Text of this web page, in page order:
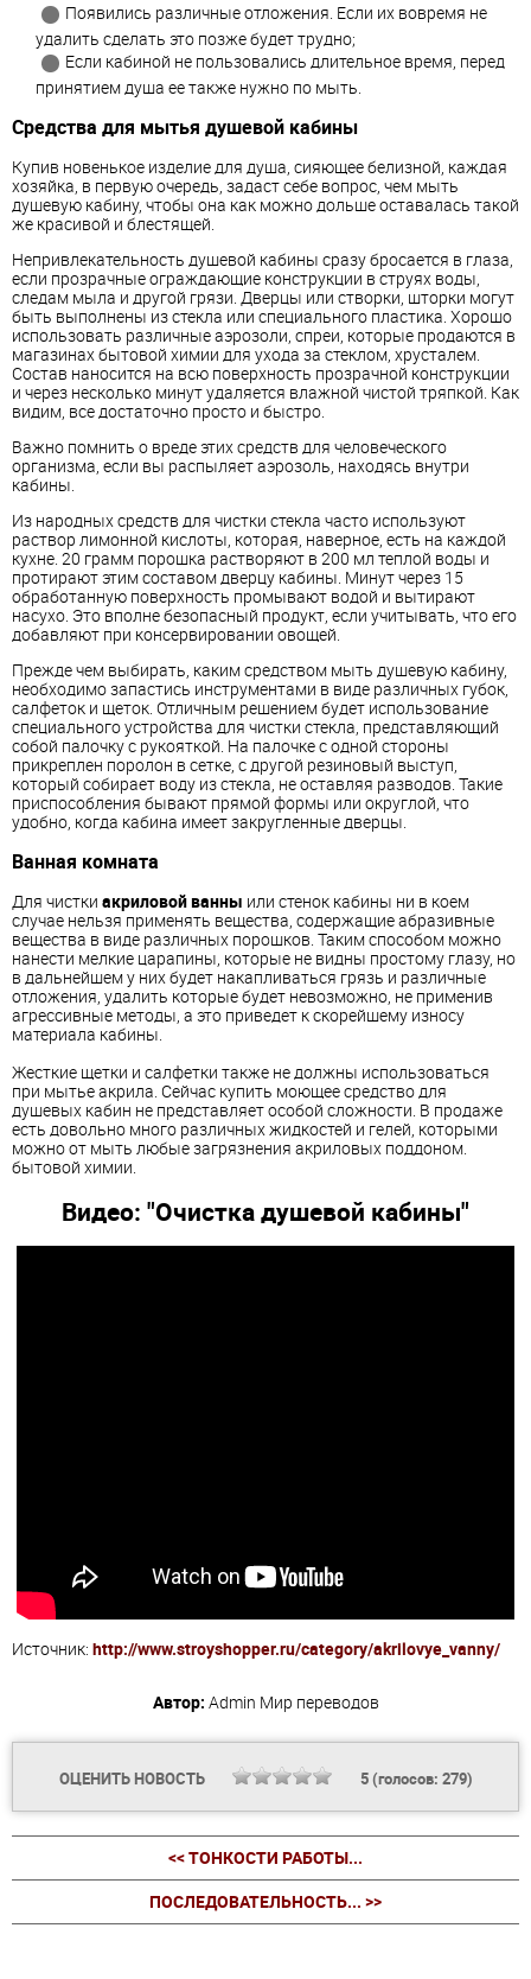
Появились различные отложения. Если их вовремя не
удалить сделать это позже будет трудно;
Если кабиной не пользовались длительное время, перед
принятием душа ее также нужно по мыть.
Средства для мытья душевой кабины
Купив новенькое изделие для душа, сияющее белизной, каждая
хозяйка, в первую очередь, задаст себе вопрос, чем мыть
душевую кабину, чтобы она как можно дольше оставалась такой
же красивой и блестящей.
Непривлекательность душевой кабины сразу бросается в глаза,
если прозрачные ограждающие конструкции в струях воды,
следам мыла и другой грязи. Дверцы или створки, шторки могут
быть выполнены из стекла или специального пластика. Хорошо
использовать различные аэрозоли, спреи, которые продаются в
магазинах бытовой химии для ухода за стеклом, хрусталем.
Состав наносится на всю поверхность прозрачной конструкции
и через несколько минут удаляется влажной чистой тряпкой. Как
видим, все достаточно просто и быстро.
Важно помнить о вреде этих средств для человеческого
организма, если вы распыляет аэрозоль, находясь внутри
кабины.
Из народных средств для чистки стекла часто используют
раствор лимонной кислоты, которая, наверное, есть на каждой
кухне. 20 грамм порошка растворяют в 200 мл теплой воды и
протирают этим составом дверцу кабины. Минут через 15
обработанную поверхность промывают водой и вытирают
насухо. Это вполне безопасный продукт, если учитывать, что его
добавляют при консервировании овощей.
Прежде чем выбирать, каким средством мыть душевую кабину,
необходимо запастись инструментами в виде различных губок,
салфеток и щеток. Отличным решением будет использование
специального устройства для чистки стекла, представляющий
собой палочку с рукояткой. На палочке с одной стороны
прикреплен поролон в сетке, с другой резиновый выступ,
который собирает воду из стекла, не оставляя разводов. Такие
приспособления бывают прямой формы или округлой, что
удобно, когда кабина имеет закругленные дверцы.
Ванная комната
Для чистки акриловой ванны или стенок кабины ни в коем
случае нельзя применять вещества, содержащие абразивные
вещества в виде различных порошков. Таким способом можно
нанести мелкие царапины, которые не видны простому глазу, но
в дальнейшем у них будет накапливаться грязь и различные
отложения, удалить которые будет невозможно, не применив
агрессивные методы, а это приведет к скорейшему износу
материала кабины
Жесткие щетки и салфетки также не должны использоваться
при мытье акрила. Сейчас купить моющее средство для
душевых кабин не представляет особой сложности. В продаже
есть довольно много различных жидкостей и гелей, которыми
можно от мыть любые загрязнения акриловых поддоном.
бытовой химии.
Видео: "Очистка душевой кабины"
Источник: http://www.stroyshopper.ru/category/akrilovye_vanny/
Автор: Admin Мир переводов
ОЦЕНИТЬ НОВОСТЬ 5(голосов: 279)
<< ТОНКОСТИ РАБОТЫ...
ПОСЛЕДОВАТЕЛЬНОСТЬ... >>